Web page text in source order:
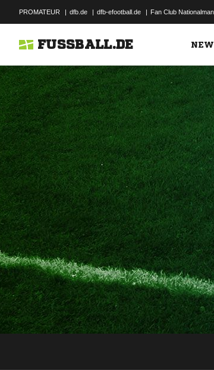
PROMATEUR | dfb.de | dfb-efootball.de | Fan Club
FUSSBALL.DE